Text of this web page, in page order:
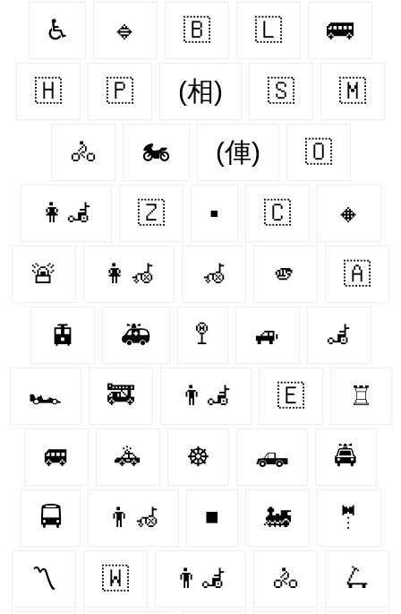
♿ 🔹 🇧‌ 🇱‌ 🚌
🇭‌ 🇵‌ (相) 🇸‌ 🇲‌
🚴 🏍️ (俥) 🇴‌
👩‍🦼‍ 🇿‌ ▪ 🇨‌ 🔸
🚨 👩‍🦽‍ 🦽 🫵 🇦‌
🚊 🚑 🚏 🚙 🦼
🏎️ 🚒 👨‍🦼‍️ 🇪‌ ♖
🚐 🚓 ☸ 🛻 🚔
🚍 👨‍🦽 ◾ 🚂 🤵‍
〽 🇼‌ 👨‍🦼 🚴‍ 🛴